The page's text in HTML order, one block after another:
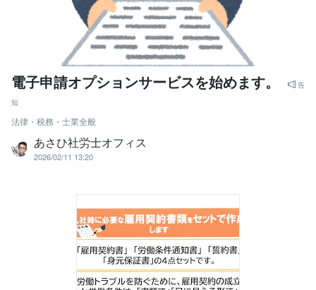
電子申請オプションサービスを始めます。
告
知
法律・税務・士業全般
あさひ社労士オフィス
2026/02/11 13:20